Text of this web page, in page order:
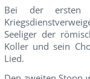
Bei der ersten
Seeliger der
Koller und sein
Lied.